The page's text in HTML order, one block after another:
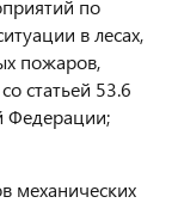
по
в лесах,
пожаров,
статьей 53.6
Федерации;
механических